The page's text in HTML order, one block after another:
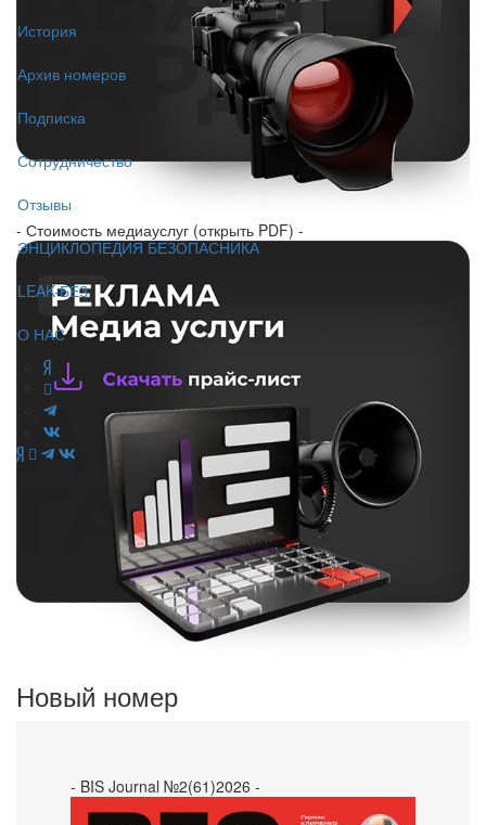
История
Архив номеров
Подписка
Сотрудничество
Отзывы
ЭНЦИКЛОПЕДИЯ БЕЗОПАСНИКА
LEAK-БЕЗ
О НАС
- Стоимость медиауслуг (открыть PDF) -
Новый номер
- BIS Journal №2(61)2026 -